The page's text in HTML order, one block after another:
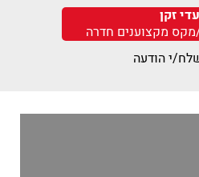
עדי זקן
מקס מקצוענים חדרה
י הודעה